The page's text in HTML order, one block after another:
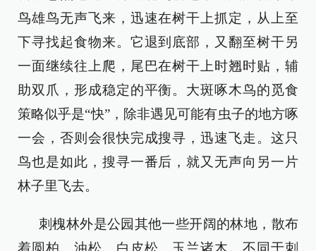
鸟雄鸟无声飞来，迅速在树干上抓定，从上至
下寻找起食物来。它退到底部，又翻至树干另
一面继续往上爬，尾巴在树干上时翘时贴，辅
助双爪，形成稳定的平衡。大斑啄木鸟的觅食
策略似乎是“快”，除非遇见可能有虫子的地方啄
一会，否则会很快完成搜寻，迅速飞走。这只
鸟也是如此，搜寻一番后，就又无声向另一片
林子里飞去。
刺槐林外是公园其他一些开阔的林地，散布
着圆柏、油松、白皮松、玉兰诸木。不同于刺